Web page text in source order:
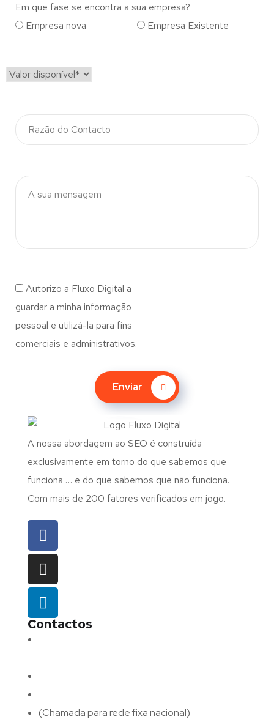
Em que fase se encontra a sua empresa?
Empresa nova
Empresa Existente
Autorizo a Fluxo Digital a
guardar a minha informação
pessoal e utilizá-la para fins
comerciais e administrativos.
Enviar
A nossa abordagem ao SEO é construída
exclusivamente em torno do que sabemos que
funciona … e do que sabemos que não funciona.
Com mais de 200 fatores verificados em jogo.
Contactos
(Chamada para rede fixa nacional)